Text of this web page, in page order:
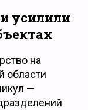
усилили
на
области
—